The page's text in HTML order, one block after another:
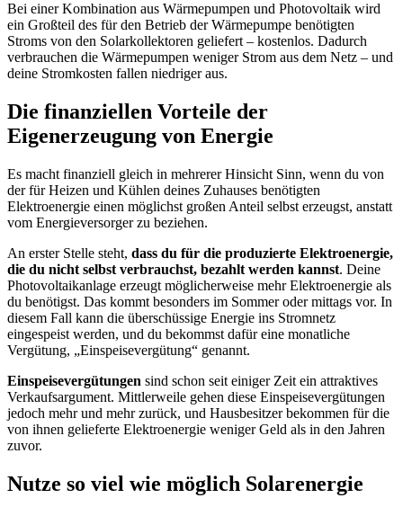
Bei einer Kombination aus Wärmepumpen und Photovoltaik wird
ein Großteil des für den Betrieb der Wärmepumpe benötigten
Stroms von den Solarkollektoren geliefert – kostenlos. Dadurch
verbrauchen die Wärmepumpen weniger Strom aus dem Netz – und
deine Stromkosten fallen niedriger aus.
Die finanziellen Vorteile der
Eigenerzeugung von Energie
Es macht finanziell gleich in mehrerer Hinsicht Sinn, wenn du von
der für Heizen und Kühlen deines Zuhauses benötigten
Elektroenergie einen möglichst großen Anteil selbst erzeugst, anstatt
vom Energieversorger zu beziehen.
An erster Stelle steht, dass du für die produzierte Elektroenergie,
die du nicht selbst verbrauchst, bezahlt werden kannst. Deine
Photovoltaikanlage erzeugt möglicherweise mehr Elektroenergie als
du benötigst. Das kommt besonders im Sommer oder mittags vor. In
diesem Fall kann die überschüssige Energie ins Stromnetz
eingespeist werden, und du bekommst dafür eine monatliche
Vergütung, „Einspeisevergütung“ genannt.
Einspeisevergütungen sind schon seit einiger Zeit ein attraktives
Verkaufsargument. Mittlerweile gehen diese Einspeisevergütungen
jedoch mehr und mehr zurück, und Hausbesitzer bekommen für die
von ihnen gelieferte Elektroenergie weniger Geld als in den Jahren
zuvor.
Nutze so viel wie möglich Solarenergie